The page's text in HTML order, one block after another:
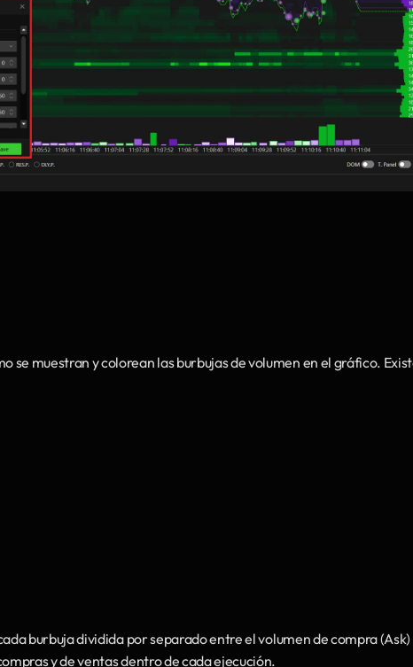
se muestran y colorean las burbujas de volumen en el gráfico.
burbuja dividida por separado entre el volumen de compra (Ask)
y de ventas dentro de cada ejecución.